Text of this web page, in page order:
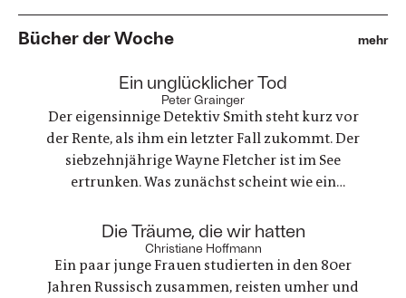
Bücher der Woche mehr
Ein unglücklicher Tod
Peter Grainger
Der eigensinnige Detektiv Smith steht kurz vor
der Rente, als ihm ein letzter Fall zukommt. Der
siebzehnjährige Wayne Fletcher ist im See
ertrunken. Was zunächst scheint wie ein
anderes heraus. Es geht um nichts weniger als die
große Frage nach Gerechtigkeit. Eine
nervenaufreibende Ermittlung beginnt
Die Träume, die wir hatten
Christiane Hoffmann
Ein paar junge Frauen studierten in den 80er
Jahren Russisch zusammen, reisten umher und